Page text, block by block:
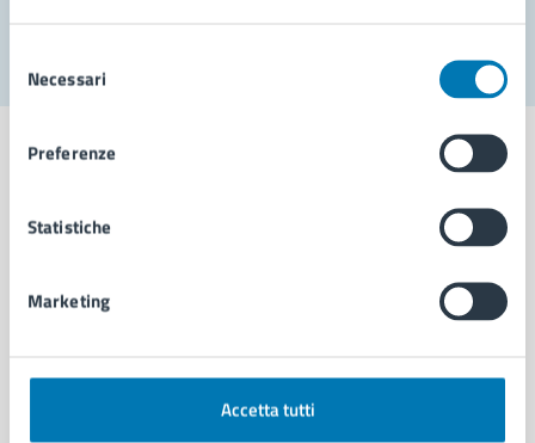
delNecessari
Preferenze
Statistiche
Marketing
Accetta tutti
Comune di Napoli
AMMINISTRAZIONE
Organi di governo